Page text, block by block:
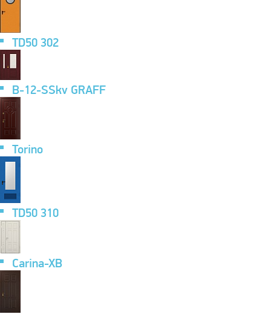
TD50 302
B-12-SSkv GRAFF
Torino
TD50 310
Carina-XB